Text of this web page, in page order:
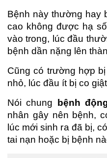
Bệnh này thường hay
cao không được hạ
vào trong, lúc đầu
bệnh dần nặng lên
Cũng có trường hợp
nhỏ, lúc đầu ít bị co
Nói chung
bệnh
nhân gây nên bệnh,
lúc mới sinh ra đã bị,
tai nạn hoặc bị bệnh